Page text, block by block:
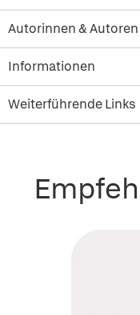
Autorinnen & Autoren
Informationen
Weiterführende Links